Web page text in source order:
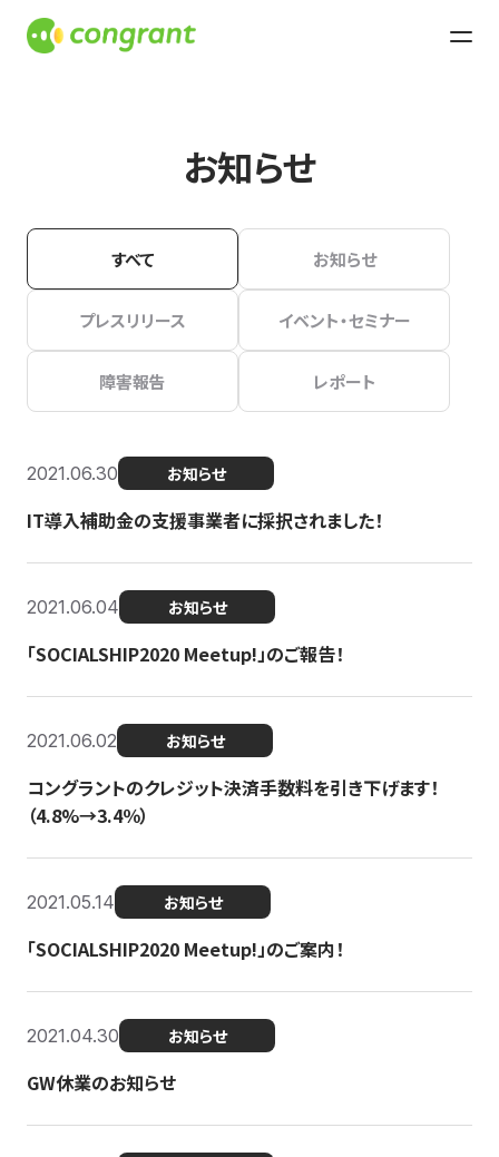
お知らせ
すべて お知らせ
プレスリリース イベント・セミナー
障害報告 レポート
2021.06.30 お知らせ
IT導入補助金の支援事業者に採択されました！
2021.06.04 お知らせ
「SOCIALSHIP2020 Meetup!」のご報告！
2021.06.02 お知らせ
コングラントのクレジット決済手数料を引き下げます！
（4.8%→3.4％）
2021.05.14 お知らせ
「SOCIALSHIP2020 Meetup!」のご案内！
2021.04.30 お知らせ
GW休業のお知らせ